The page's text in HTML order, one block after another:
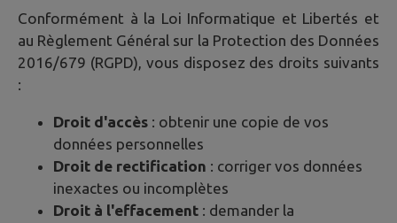
Conformément à la Loi Informatique et Libertés et
au Règlement Général sur la Protection des Données
2016/679 (RGPD), vous disposez des droits suivants
:
Droit d'accès : obtenir une copie de vos
données personnelles
Droit de rectification : corriger vos données
inexactes ou incomplètes
Droit à l'effacement : demander la